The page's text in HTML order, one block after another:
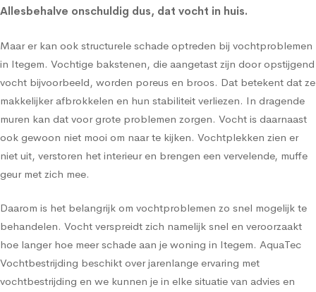
Allesbehalve onschuldig dus, dat vocht in huis.
Maar er kan ook structurele schade optreden bij vochtproblemen
in Itegem. Vochtige bakstenen, die aangetast zijn door opstijgend
vocht bijvoorbeeld, worden poreus en broos. Dat betekent dat ze
makkelijker afbrokkelen en hun stabiliteit verliezen. In dragende
muren kan dat voor grote problemen zorgen. Vocht is daarnaast
ook gewoon niet mooi om naar te kijken. Vochtplekken zien er
niet uit, verstoren het interieur en brengen een vervelende, muffe
geur met zich mee.
Daarom is het belangrijk om vochtproblemen zo snel mogelijk te
behandelen. Vocht verspreidt zich namelijk snel en veroorzaakt
hoe langer hoe meer schade aan je woning in Itegem. AquaTec
Vochtbestrijding beschikt over jarenlange ervaring met
vochtbestrijding en we kunnen je in elke situatie van advies en